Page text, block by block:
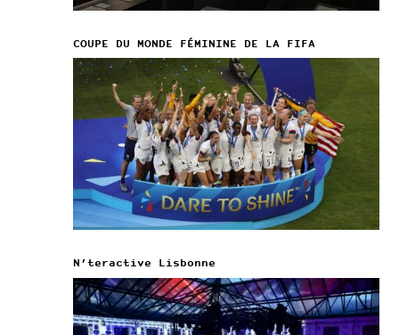
COUPE DU MONDE FÉMININE DE LA FIFA
N’teractive Lisbonne